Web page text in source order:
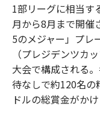
1部リーグに相当す
月から8月まで開催
5のメジャー」プレ
（プレジデンツカ
大会で構成される
待なしで約120名の
ドルの総賞金がかけ